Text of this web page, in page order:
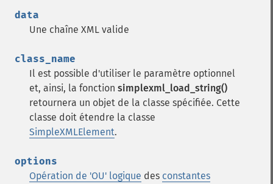
data
Une chaîne XML valide
class_name
Il est possible d'utiliser le paramètre optionnel
et, ainsi, la fonction simplexml_load_string()
retournera un objet de la classe spécifiée. Cette
classe doit étendre la classe
SimpleXMLElement.
options
Opération de 'OU' logique des constantes